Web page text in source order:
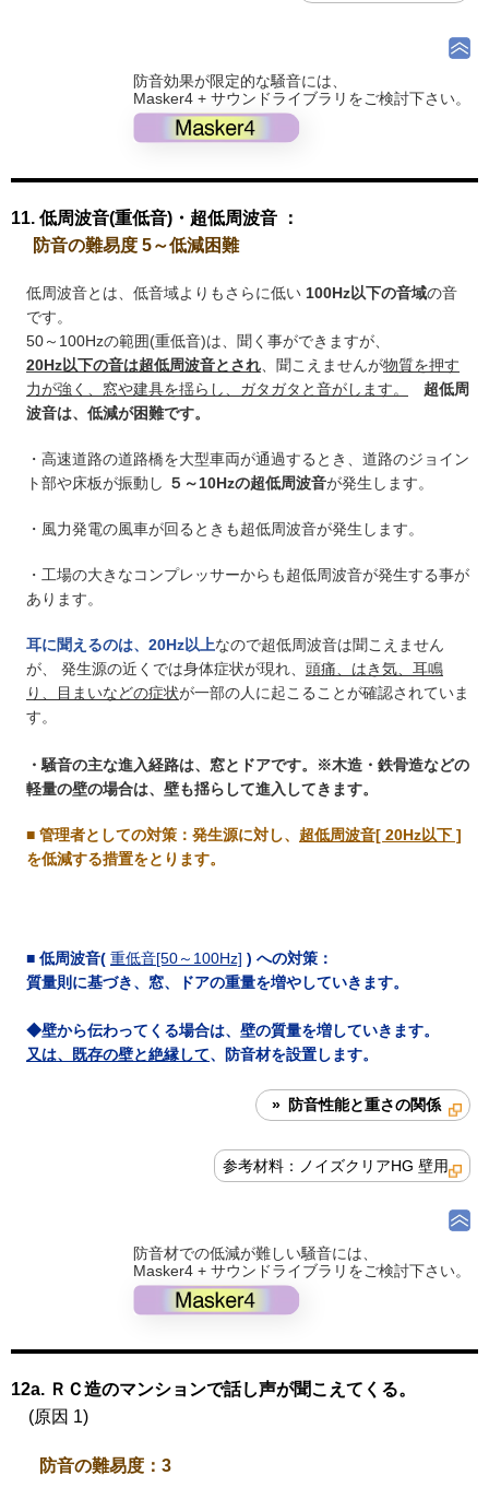
防音効果が限定的な騒音には、
Masker4 + サウンドライブラリをご検討下さい。
11. 低周波音(重低音)・超低周波音 ：
防音の難易度 5～低減困難
低周波音とは、低音域よりもさらに低い 100Hz以下の音域の音
です。
50～100Hzの範囲(重低音)は、聞く事ができますが、
20Hz以下の音は超低周波音とされ 、聞こえませんが物質を押す
力が強く、窓や建具を揺らし、ガタガタと音がします。
超低周
波音は、低減が困難です。
・高速道路の道路橋を大型車両が通過するとき、道路のジョイン
ト部や床板が振動し ５～10Hzの超低周波音が発生します。
・風力発電の風車が回るときも超低周波音が発生します。
・工場の大きなコンプレッサーからも超低周波音が発生する事が
あります。
耳に聞えるのは、20Hz以上なので超低周波音は聞こえません
が、 発生源の近くでは身体症状が現れ、 頭痛、はき気、耳鳴
り、目まいなどの症状が一部の人に起こることが確認されていま
す。
・騒音の主な進入経路は、窓とドアです。※木造・鉄骨造などの
軽量の壁の場合は、壁も揺らして進入してきます。
■ 管理者としての対策 ：発生源に対し、 超低周波音[ 20Hz以下 ]
を低減する措置をとります。
■ 低周波音( 重低音[50～100Hz] ) への対策 ：
質量則に基づき、窓、ドアの重量を増やしていきます。
◆壁から伝わってくる場合は、壁の質量を増していきます。
又は、既存の壁と絶縁して、防音材を設置します。
» 防音性能と重さの関係
参考材料：ノイズクリアHG 壁用
防音材での低減が難しい騒音には、
Masker4 + サウンドライブラリをご検討下さい。
12a. ＲＣ造のマンションで話し声が聞こえてくる。
(原因 1)
防音の難易度：3